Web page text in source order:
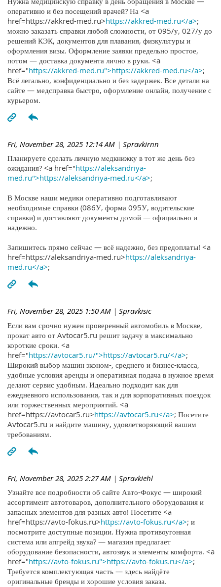
оперативно и без посещений врачей? На <a
href=https://akkred-med.ru>https://akkred-med.ru</a>;
можно заказать справки любой сложности, от 095/у, 027/у до
решений КЭК, документов для плавания, физкультуры и
оформления визы. Оформление заявки предельно простое,
потом — доставка документа лично в руки. <a
href="https://akkred-med.ru">https://akkred-med.ru</a>;
Всё легально, конфиденциально и без задержек. Все детали на
сайте — медсправка быстро, оформление онлайн, получение с
курьером.
Fri, November 28, 2025 12:14 AM | Spravkirnn
Планируете сделать личную медкнижку в тот же день без
ожидания? <a href="https://aleksandriya-
med.ru">https://aleksandriya-med.ru</a>;
В Москве наши медики оперативно подготавливают
необходимые справки (086У, форма 095У, водительские
справки) и доставляют документы домой — официально и
надежно.
Запишитесь прямо сейчас — всё надежно, без предоплаты! <a
href=https://aleksandriya-med.ru>https://aleksandriya-
med.ru</a>;
Fri, November 28, 2025 1:50 AM | Spravkisic
Если вам срочно нужен проверенный автомобиль в Москве,
прокат авто от Avtocar5.ru решит задачу в максимально
короткие сроки. <a
href="https://avtocar5.ru/">https://avtocar5.ru/</a>;
Широкий выбор машин эконом-, среднего и бизнес-класса,
удобные условия аренды и оперативная подача в нужное время
делают сервис удобным. Идеально подходит как для
ежедневного использования, так и для корпоративных поездок
или торжественных мероприятий. <a
href=https://avtocar5.ru>https://avtocar5.ru</a>; Посетите
Avtocar5.ru и найдите машину, удовлетворяющий вашим
требованиям.
Fri, November 28, 2025 2:27 AM | Spravkiehl
Узнайте все подробности об сайте Авто-Фокус — широкий
ассортимент автотоваров, дополнительного оборудования и
запасных элементов для разных авто! Посетите <a
href=https://avto-fokus.ru>https://avto-fokus.ru</a>; и
посмотрите доступные позиции. Нужна противоугонная
система или апгрейд звука? — магазин предлагает
оборудование безопасности, автозвук и элементы комфорта. <a
href="https://avto-fokus.ru">https://avto-fokus.ru</a>;
Требуется комплектующая часть — здесь найдёте
оригинальные бренды и хорошие условия заказа.